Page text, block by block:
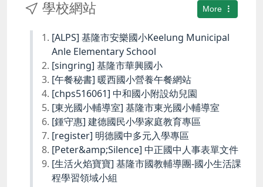
More
學校網站
[ALPS] 基隆市安樂國小Keelung Municipal
Anle Elementary School
[singring] 基隆市華興國小
[午餐秘書] 暖西國小營養午餐網站
[chps516061] 中和國小附設幼兒園
[東光國小輔導室] 基隆市東光國小輔導室
[鍾守惠] 建德國民小學家庭教育專區
[register] 明德國中多元入學專區
[Peter&amp;Silence] 中正國中人事表單文件
[生活火焰寶寶] 基隆市國教輔導團-國小生活課
程學習領域小組